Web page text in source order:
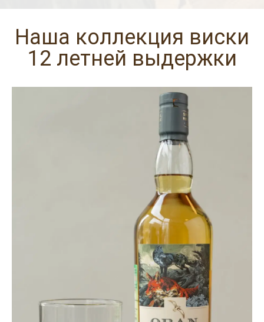
Наша коллекция виски
12 летней выдержки